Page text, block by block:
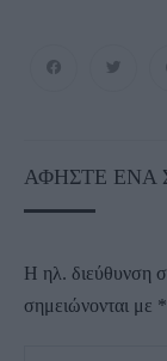
ΑΦΉΣΤΕ ΈΝΑ
Η ηλ. διεύθυνση
σημειώνονται με *